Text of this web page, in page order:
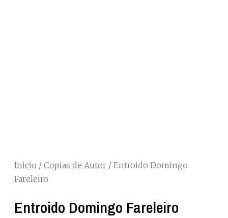
Inicio / Copias de Autor / Entroido Domingo
Fareleiro
Entroido Domingo Fareleiro